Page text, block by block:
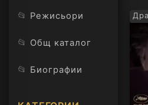
📂 Режисьори
📂 Общ каталог
📂 Биографии